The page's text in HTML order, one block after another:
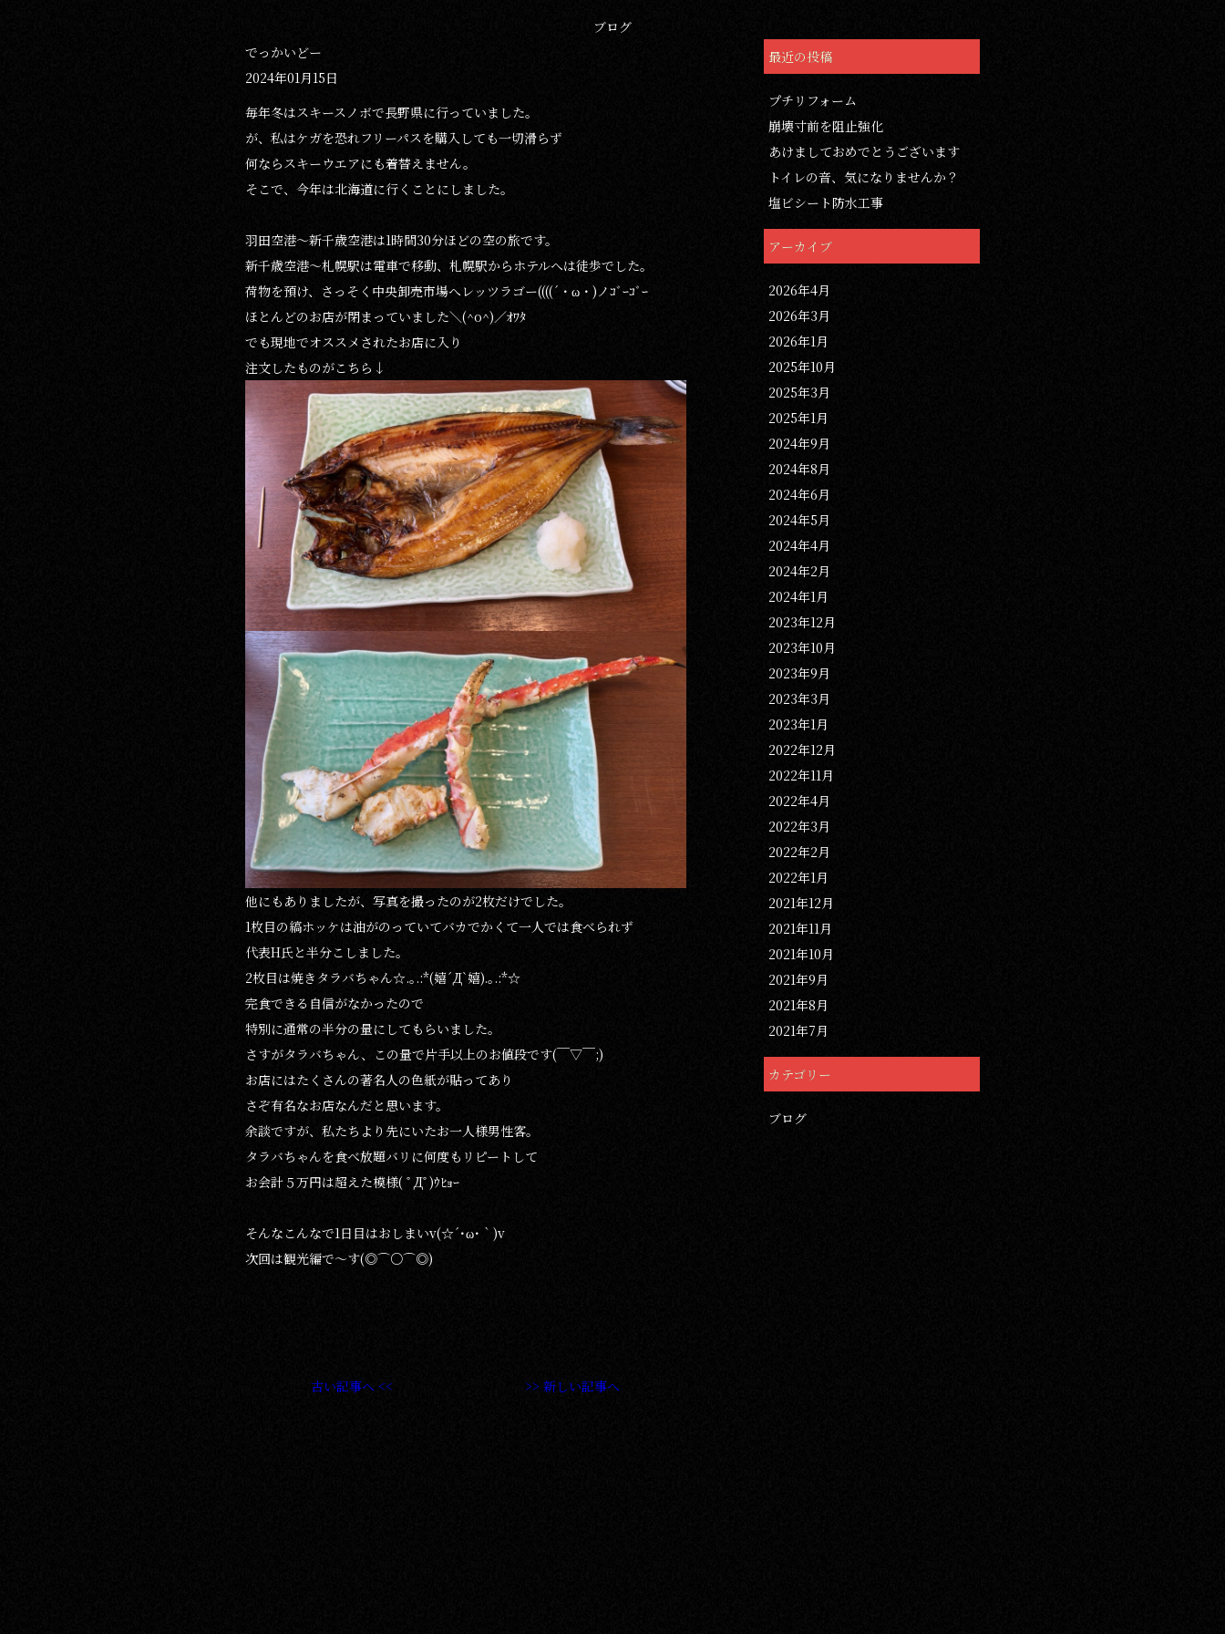
ブログ
でっかいどー
2024年01月15日
毎年冬はスキースノボで長野県に行っていました。
が、私はケガを恐れフリーパスを購入しても一切滑らず
何ならスキーウエアにも着替えません。
そこで、今年は北海道に行くことにしました。
羽田空港～新千歳空港は1時間30分ほどの空の旅です。
新千歳空港～札幌駅は電車で移動、札幌駅からホテルへは徒歩でした。
荷物を預け、さっそく中央卸売市場へレッツラゴー((((´・ω・)ノｺﾞｰｺﾞｰ
ほとんどのお店が閉まっていました＼(^o^)／ｵﾜﾀ
でも現地でオススメされたお店に入り
注文したものがこちら↓
他にもありましたが、写真を撮ったのが2枚だけでした。
1枚目の縞ホッケは油がのっていてバカでかくて一人では食べられず
代表H氏と半分こしました。
2枚目は焼きタラバちゃん☆.｡.:*(嬉´Д`嬉).｡.:*☆
完食できる自信がなかったので
特別に通常の半分の量にしてもらいました。
さすがタラバちゃん、この量で片手以上のお値段です(￣▽￣;)
お店にはたくさんの著名人の色紙が貼ってあり
さぞ有名なお店なんだと思います。
余談ですが、私たちより先にいたお一人様男性客。
タラバちゃんを食べ放題バリに何度もリピートして
お会計５万円は超えた模様( ﾟДﾟ)ｳﾋｮｰ
そんなこんなで1日目はおしまいv(☆´･ω･｀)v
次回は観光編で～す(◎⌒○⌒◎)
古い記事へ << >> 新しい記事へ
最近の投稿
プチリフォーム
崩壊寸前を阻止強化
あけましておめでとうございます
トイレの音、気になりませんか？
塩ビシート防水工事
アーカイブ
2026年4月
2026年3月
2026年1月
2025年10月
2025年3月
2025年1月
2024年9月
2024年8月
2024年6月
2024年5月
2024年4月
2024年2月
2024年1月
2023年12月
2023年10月
2023年9月
2023年3月
2023年1月
2022年12月
2022年11月
2022年4月
2022年3月
2022年2月
2022年1月
2021年12月
2021年11月
2021年10月
2021年9月
2021年8月
2021年7月
カテゴリー
ブログ